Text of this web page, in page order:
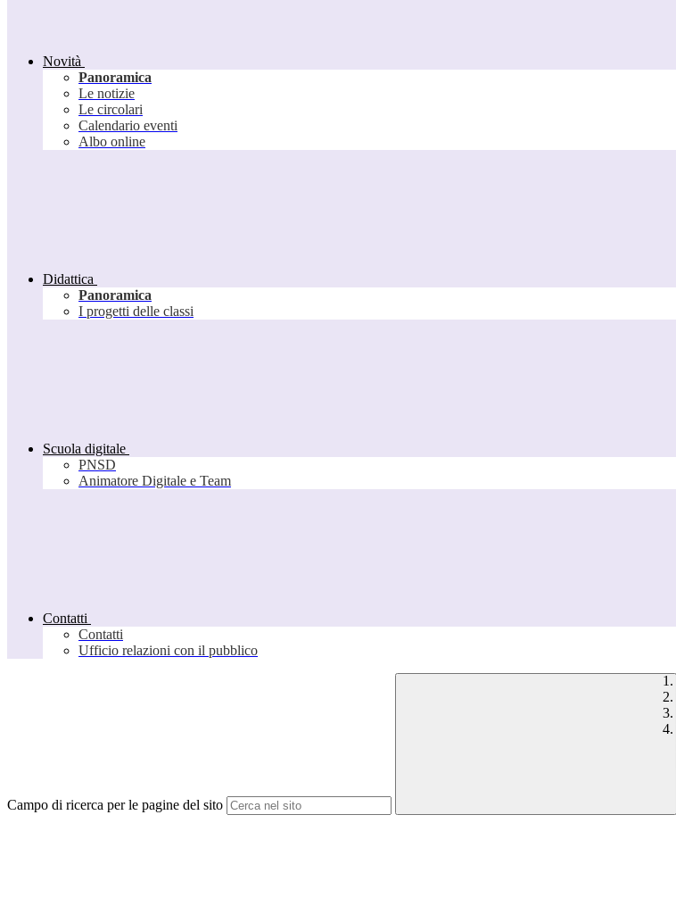
Novità
Panoramica
Le notizie
Le circolari
Calendario eventi
Albo online
Didattica
Panoramica
I progetti delle classi
Scuola digitale
PNSD
Animatore Digitale e Team
Contatti
Contatti
Ufficio relazioni con il pubblico
Campo di ricerca per le pagine del sito